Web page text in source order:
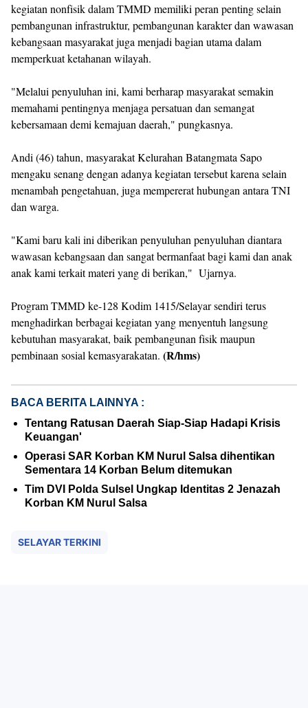
kegiatan nonfisik dalam TMMD memiliki peran penting selain
pembangunan infrastruktur, pembangunan karakter dan wawasan
kebangsaan masyarakat juga menjadi bagian utama dalam
memperkuat ketahanan wilayah.
"Melalui penyuluhan ini, kami berharap masyarakat semakin
memahami pentingnya menjaga persatuan dan semangat
kebersamaan demi kemajuan daerah," pungkasnya.
Andi (46) tahun, masyarakat Kelurahan Batangmata Sapo
mengaku senang dengan adanya kegiatan tersebut karena selain
menambah pengetahuan, juga mempererat hubungan antara TNI
dan warga.
"Kami baru kali ini diberikan penyuluhan penyuluhan diantara
wawasan kebangsaan dan sangat bermanfaat bagi kami dan anak
anak kami terkait materi yang di berikan," Ujarnya.
Program TMMD ke-128 Kodim 1415/Selayar sendiri terus
menghadirkan berbagai kegiatan yang menyentuh langsung
kebutuhan masyarakat, baik pembangunan fisik maupun
pembinaan sosial kemasyarakatan. (R/hms)
BACA BERITA LAINNYA :
Tentang Ratusan Daerah Siap-Siap Hadapi Krisis
Keuangan'
Operasi SAR Korban KM Nurul Salsa dihentikan
Sementara 14 Korban Belum ditemukan
Tim DVI Polda Sulsel Ungkap Identitas 2 Jenazah
Korban KM Nurul Salsa
SELAYAR TERKINI